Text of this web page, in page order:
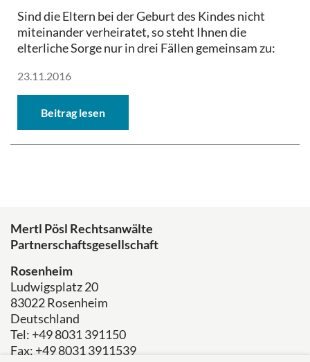
Sind die Eltern bei der Geburt des Kindes nicht
miteinander verheiratet, so steht Ihnen die
elterliche Sorge nur in drei Fällen gemeinsam zu:
23.11.2016
Beitrag lesen
Mertl Pösl Rechtsanwälte
Partnerschaftsgesellschaft
Rosenheim
Ludwigsplatz 20
83022 Rosenheim
Deutschland
Tel: +49 8031 391150
Fax: +49 8031 3911539